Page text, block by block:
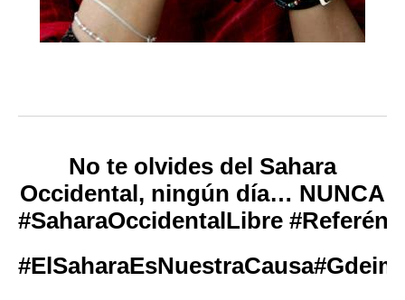
No te olvides del Sahara
Occidental, ningún día… NUNCA
#SaharaOccidentalLibre #
#ElSaharaEsNuestraCausa#